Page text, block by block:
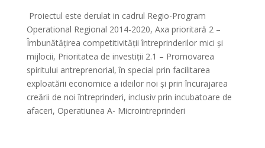
Proiectul este derulat in cadrul Regio-Program
Operational Regional 2014-2020, Axa prioritară 2 –
Îmbunătăţirea competitivităţii întreprinderilor mici şi
mijlocii, Prioritatea de investiții 2.1 – Promovarea
spiritului antreprenorial, în special prin facilitarea
exploatării economice a ideilor noi și prin încurajarea
creării de noi întreprinderi, inclusiv prin incubatoare de
afaceri, Operatiunea A- Microintreprinderi